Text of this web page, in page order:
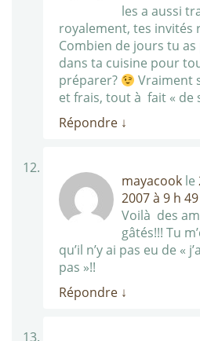
les a aussi
royalement, tes invités
Combien de jours tu as
dans ta cuisine pour
préparer?
Vraiment
et frais, tout à fait « de
Répondre ↓
mayacook le
2007 à 9 h
Voilà des
gâtés!!! Tu
qu’il n’y ai pas eu de «
pas »!!
Répondre ↓